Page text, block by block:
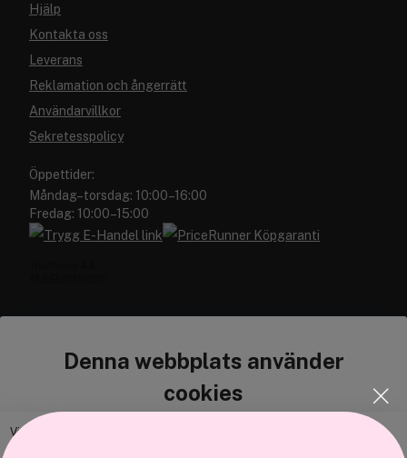
Denna webbplats använder
cookies
Vi använder enhetsidentifierare för att anpassa innehållet och
Hjälp
Kontakta oss
Leverans
Reklamation och ångerrätt
Användarvillkor
Sekretesspolicy
Öppettider:
Måndag–torsdag: 10:00–16:00
Fredag: 10:00–15:00
Cocopanda.se